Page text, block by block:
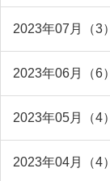
2023年07月（3）
2023年06月（6）
2023年05月（4）
2023年04月（4）